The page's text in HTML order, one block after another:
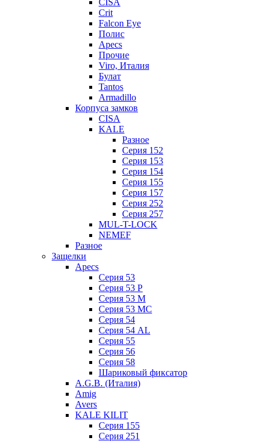
CISA
Crit
Falcon Eye
Полис
Apecs
Прочие
Viro, Италия
Булат
Tantos
Armadillo
Корпуса замков
CISA
KALE
Разное
Серия 152
Серия 153
Серия 154
Серия 155
Серия 157
Серия 252
Серия 257
MUL-T-LOCK
NEMEF
Разное
Защелки
Apecs
Серия 53
Серия 53 P
Серия 53 М
Серия 53 МC
Серия 54
Серия 54 AL
Серия 55
Серия 56
Серия 58
Шариковый фиксатор
A.G.B. (Италия)
Amig
Avers
KALE KILIT
Серия 155
Серия 251